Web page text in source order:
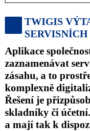
TWIGIS
Aplikace
zaznamenávat
zásahu, a to
komplexně
Řešení je
skladníky či
a mají tak k